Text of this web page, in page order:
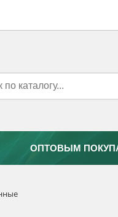
ОПТОВЫМ